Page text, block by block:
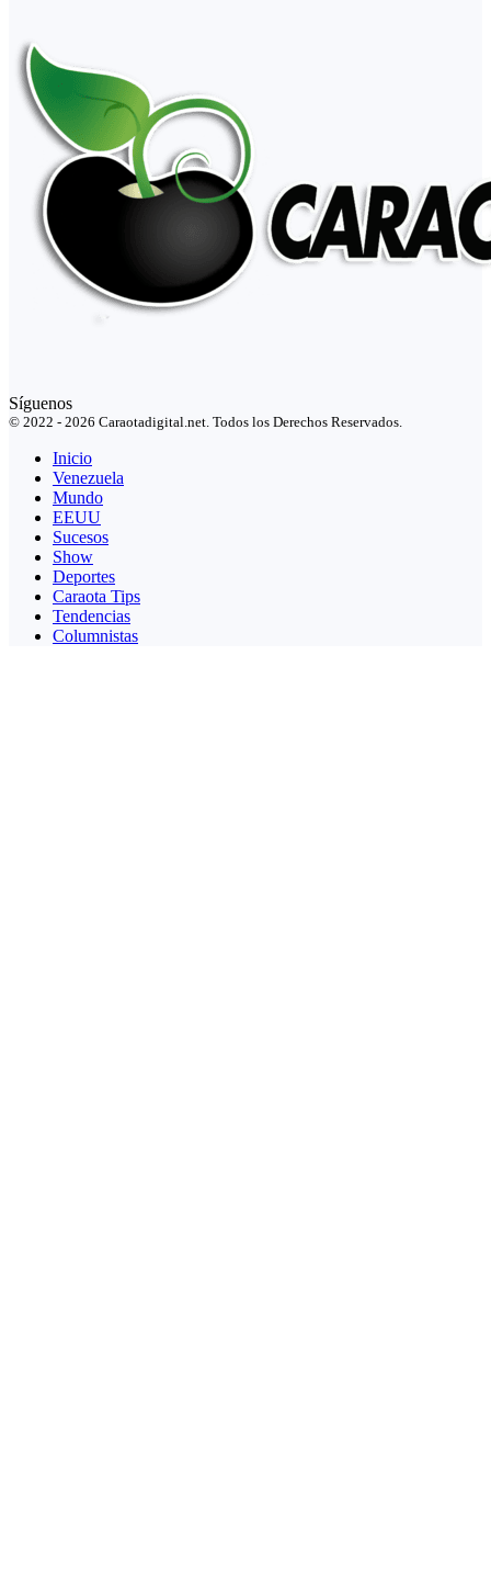
Síguenos
© 2022 - 2026 Caraotadigital.net. Todos los Derechos Reservados.
Inicio
Venezuela
Mundo
EEUU
Sucesos
Show
Deportes
Caraota Tips
Tendencias
Columnistas